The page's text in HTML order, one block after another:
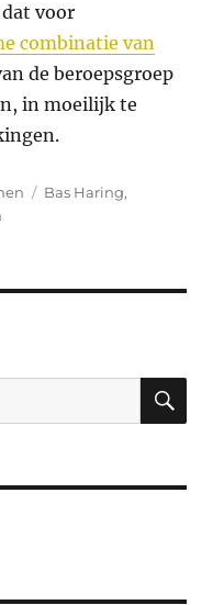
voor
combinatie van
de beroepsgroep
in moeilijk te
Tags
Bas Haring,